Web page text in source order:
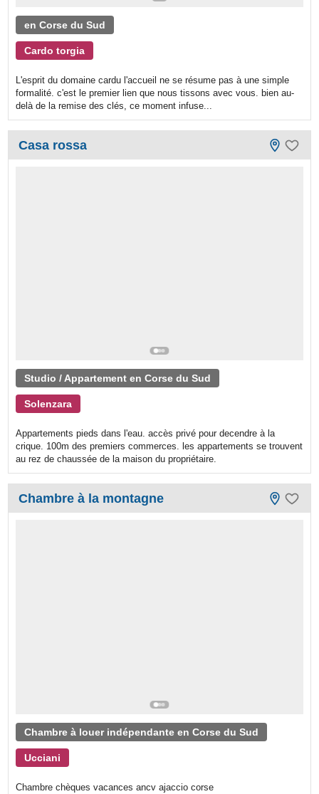
en Corse du Sud
Cardo torgia
L'esprit du domaine cardu l'accueil ne se résume pas à une simple
formalité. c'est le premier lien que nous tissons avec vous. bien au-
delà de la remise des clés, ce moment infuse...
Casa rossa
Studio / Appartement en Corse du Sud
Solenzara
Appartements pieds dans l'eau. accès privé pour decendre à la
crique. 100m des premiers commerces. les appartements se trouvent
au rez de chaussée de la maison du propriétaire.
Chambre à la montagne
Chambre à louer indépendante en Corse du Sud
Ucciani
Chambre chèques vacances ancv ajaccio corse